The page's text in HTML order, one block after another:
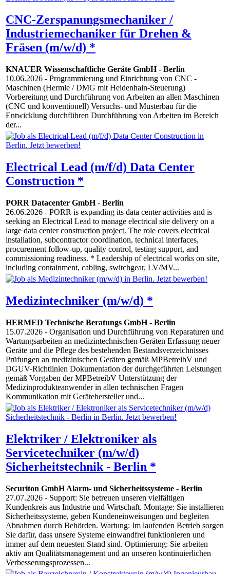
CNC-Zerspanungsmechaniker /
Industriemechaniker für Drehen &
Fräsen (m/w/d) *
KNAUER Wissenschaftliche Geräte GmbH- Berlin
10.06.2026 - Programmierung und Einrichtung von CNC -
Maschinen (Hermle / DMG mit Heidenhain-Steuerung)
Vorbereitung und Durchführung von Arbeiten an allen Maschinen
(CNC und konventionell) Versuchs- und Musterbau für die
Entwicklung durchführen Durchführung von Arbeiten im Bereich
der...
Electrical Lead (m/f/d) Data Center
Construction *
PORR Datacenter GmbH- Berlin
26.06.2026 - PORR is expanding its data center activities and is
seeking an Electrical Lead to manage electrical site delivery on a
large data center construction project. The role covers electrical
installation, subcontractor coordination, technical interfaces,
procurement follow-up, quality control, testing support, and
commissioning readiness. * Leadership of electrical works on site,
including containment, cabling, switchgear, LV/MV...
Medizintechniker (m/w/d) *
HERMED Technische Beratungs GmbH- Berlin
15.07.2026 - Organisation und Durchführung von Reparaturen und
Wartungsarbeiten an medizintechnischen Geräten Erfassung neuer
Geräte und die Pflege des bestehenden Bestandsverzeichnisses
Prüfungen an medizinischen Geräten gemäß MPBetreibV und
DGUV-Richtlinien Dokumentation der durchgeführten Leistungen
gemäß Vorgaben der MPBetreibV Unterstützung der
Medizinprodukteanwender in allen technischen Fragen
Kommunikation mit Gerätehersteller und...
Elektriker / Elektroniker als
Servicetechniker (m/w/d)
Sicherheitstechnik - Berlin *
Securiton GmbH Alarm- und Sicherheitssysteme - Berlin
27.07.2026 - Support: Sie betreuen unseren vielfältigen
Kundenkreis aus Industrie und Wirtschaft. Montage: Sie installieren
Sicherheitssysteme, geben Kundeneinweisungen und begleiten
Abnahmen durch Behörden. Wartung: Im laufenden Betrieb sorgen
Sie dafür, dass unsere Systeme einwandfrei funktionieren und
immer auf dem neuesten Stand sind. Optimierung: Sie arbeiten
aktiv am Qualitätsmanagement und an unseren kontinuierlichen
Verbesserungsprozessen...